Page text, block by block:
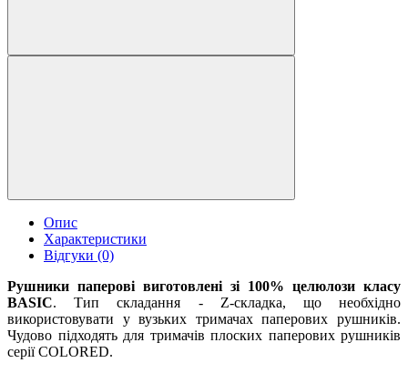
Опис
Характеристики
Відгуки (0)
Рушники паперові виготовлені зі 100% целюлози класу
BASIC. Тип складання - Z-cкладка, що необхідно
використовувати у вузьких тримачах паперових рушників.
Чудово підходять для тримачів плоских паперових рушників
серії COLORED.